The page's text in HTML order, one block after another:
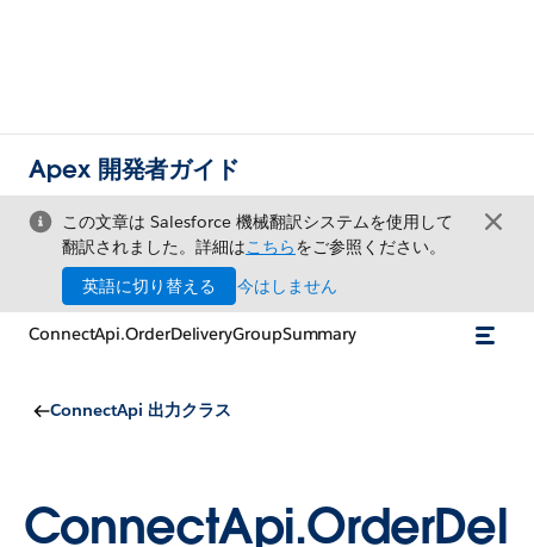
Apex 開発者ガイド
この文章は Salesforce 機械翻訳システムを使用して
翻訳されました。詳細はこちらをご参照ください。
英語に切り替える
今はしません
ConnectApi.OrderDeliveryGroupSummary
ConnectApi 出力クラス
ConnectApi.OrderDel